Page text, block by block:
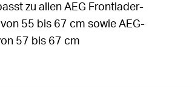
zu allen AEG Frontlader-
55 bis 67 cm sowie AEG-
57 bis 67 cm